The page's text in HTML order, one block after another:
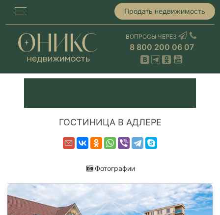
Продать недвижимость
ВОПРОСЫ ЧЕРЕЗ
8 800 200 06 07
ГОСТИНИЦА В АДЛЕРЕ
Фотографии